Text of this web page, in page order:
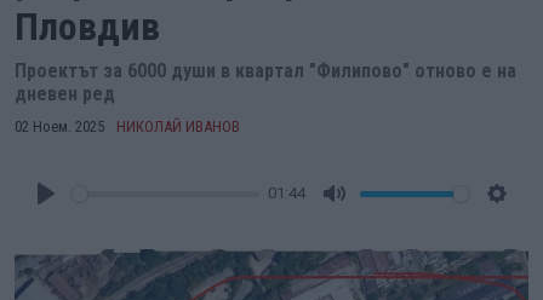
Пловдив
Проектът за 6000 души в квартал "Филипово" отново е на
дневен ред
02 Ноем. 2025 НИКОЛАЙ ИВАНОВ
01:44